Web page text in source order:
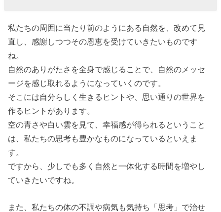
私たちの周囲に当たり前のようにある自然を、改めて見
直し、感謝しつつその恩恵を受けていきたいものです
ね。
自然のありがたさを全身で感じることで、自然のメッセ
ージを感じ取れるようになっていくのです。
そこには自分らしく生きるヒントや、思い通りの世界を
作るヒントがあります。
空の青さや白い雲を見て、幸福感が得られるということ
は、私たちの思考も豊かなものになっているといえま
す。
ですから、少しでも多く自然と一体化する時間を増やし
ていきたいですね。
また、私たちの体の不調や病気も気持ち「思考」で治せ